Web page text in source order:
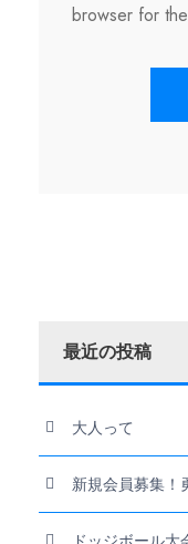
browser for
最近の投稿
大人って
新規会員募集！